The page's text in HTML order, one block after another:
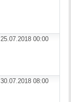
25.07.2018 00:00
30.07.2018 08:00